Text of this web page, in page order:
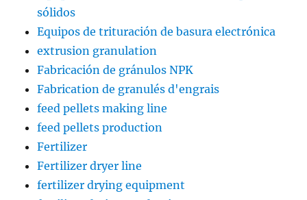
sólidos
Equipos de trituración de basura electrónica
extrusion granulation
Fabricación de gránulos NPK
Fabrication de granulés d'engrais
feed pellets making line
feed pellets production
Fertilizer
Fertilizer dryer line
fertilizer drying equipment